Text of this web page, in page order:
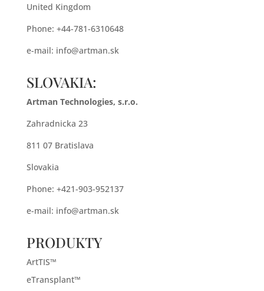
United Kingdom
Phone: +44-781-6310648
e-mail: info@artman.sk
SLOVAKIA:
Artman Technologies, s.r.o.
Zahradnicka 23
811 07 Bratislava
Slovakia
Phone: +421-903-952137
e-mail: info@artman.sk
PRODUKTY
ArtTIS™
eTransplant™